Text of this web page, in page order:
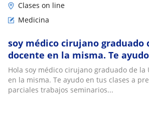
Clases on line
Medicina
soy médico cirujano graduado
docente en la misma. Te
a prepararte para parciales
seminarios proyectos en todas
de tu carrera. Mis Clases son
Hola soy médico cirujano graduado de la
en la misma. Te ayudo en tus clases a
parciales trabajos seminarios...